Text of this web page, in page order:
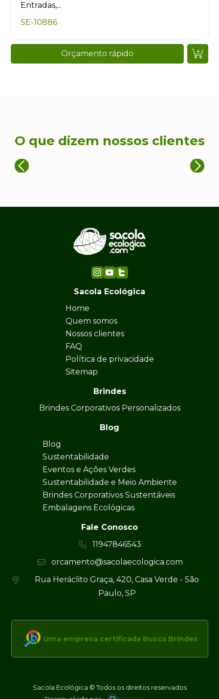
Entradas,...
SE-10886
Orçamento rápido
O que dizem nossos clientes
Sacola Ecológica
Home
Quem somos
Nossos clientes
FAQ
Política de privacidade
Sitemap
Brindes
Brindes Corporativos Personalizados
Blog
Blog
Sustentabilidade
Eventos e Ações Verdes
Sustentabilidade e Meio Ambiente
Brindes Corporativos Sustentáveis
Embalagens Ecológicas
Fale Conosco
11947846543
orcamento@sacolaecologica.com
Rua Heráclito Graça, 420, Casa Verde - São
Paulo, SP
Uma empresa certificada Busca Brindes
Sacola Ecológica © Todos os direitos reservados